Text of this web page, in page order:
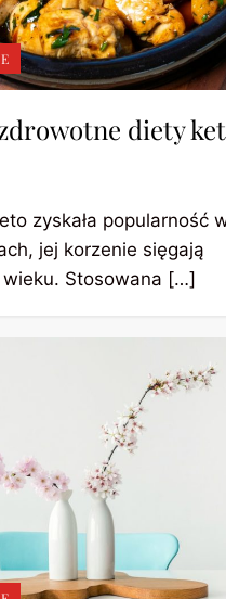
diety
zyskała popularność
jej korzenie sięgają
wieku. Stosowana […]